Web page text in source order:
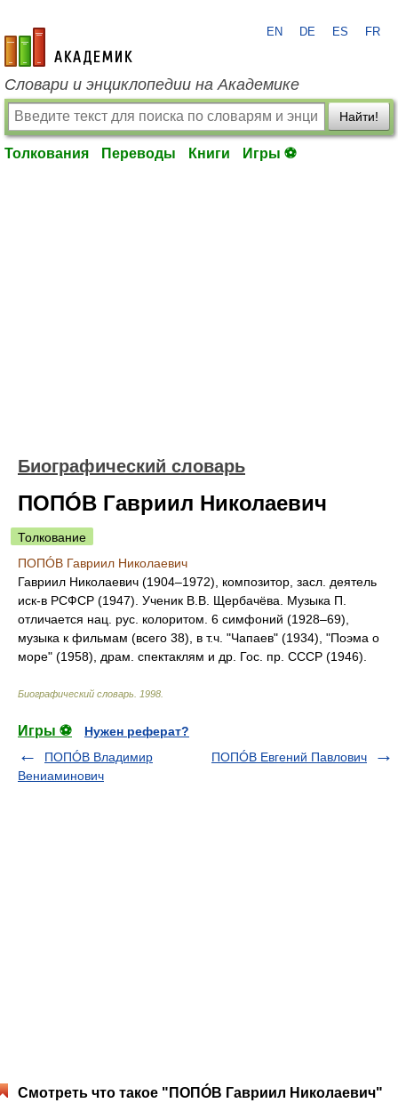
academic.ru
EN DE ES FR
Словари и энциклопедии на Академике
Найти!
Толкования Переводы Книги Игры ⚽
Биографический словарь
ПОПÓВ Гавриил Николаевич
Толкование
ПОПÓВ Гавриил Николаевич
Гавриил Николаевич (1904–1972), композитор, засл. деятель
иск-в РСФСР (1947). Ученик В.В. Щербачёва. Музыка П.
отличается нац. рус. колоритом. 6 симфоний (1928–69),
музыка к фильмам (всего 38), в т.ч. "Чапаев" (1934), "Поэма о
море" (1958), драм. спектаклям и др. Гос. пр. СССР (1946).
Биографический словарь 1998
Игры ⚽
Нужен реферат?
ПОПÓВ Владимир
Вениаминович
ПОПÓВ Евгений Павлович
Смотреть что такое "ПОПÓВ Гавриил Николаевич"